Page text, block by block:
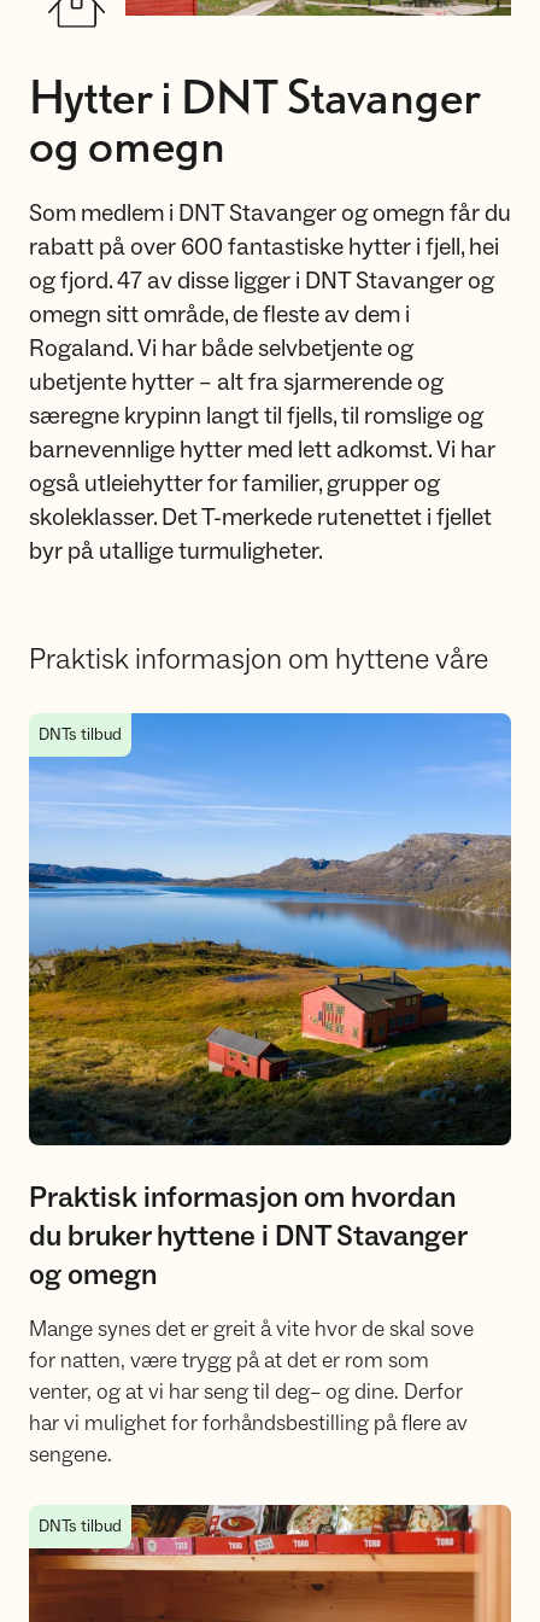
Hytter i DNT Stavanger
og omegn
Som medlem i DNT Stavanger og omegn får du
rabatt på over 600 fantastiske hytter i fjell, hei
og fjord. 47 av disse ligger i DNT Stavanger og
omegn sitt område, de fleste av dem i
Rogaland. Vi har både selvbetjente og
ubetjente hytter – alt fra sjarmerende og
særegne krypinn langt til fjells, til romslige og
barnevennlige hytter med lett adkomst. Vi har
også utleiehytter for familier, grupper og
skoleklasser. Det T-merkede rutenettet i fjellet
byr på utallige turmuligheter.
Praktisk informasjon om hyttene våre
Praktisk informasjon om hvordan du bruker hyttene i DNT
DNTs tilbud
Praktisk informasjon om hvordan
du bruker hyttene i DNT Stavanger
og omegn
Mange synes det er greit å vite hvor de skal sove
for natten, være trygg på at det er rom som
venter, og at vi har seng til deg– og dine. Derfor
har vi mulighet for forhåndsbestilling på flere av
sengene.
Priser og betalingsapp i DNT Stavanger og omegn
DNTs tilbud